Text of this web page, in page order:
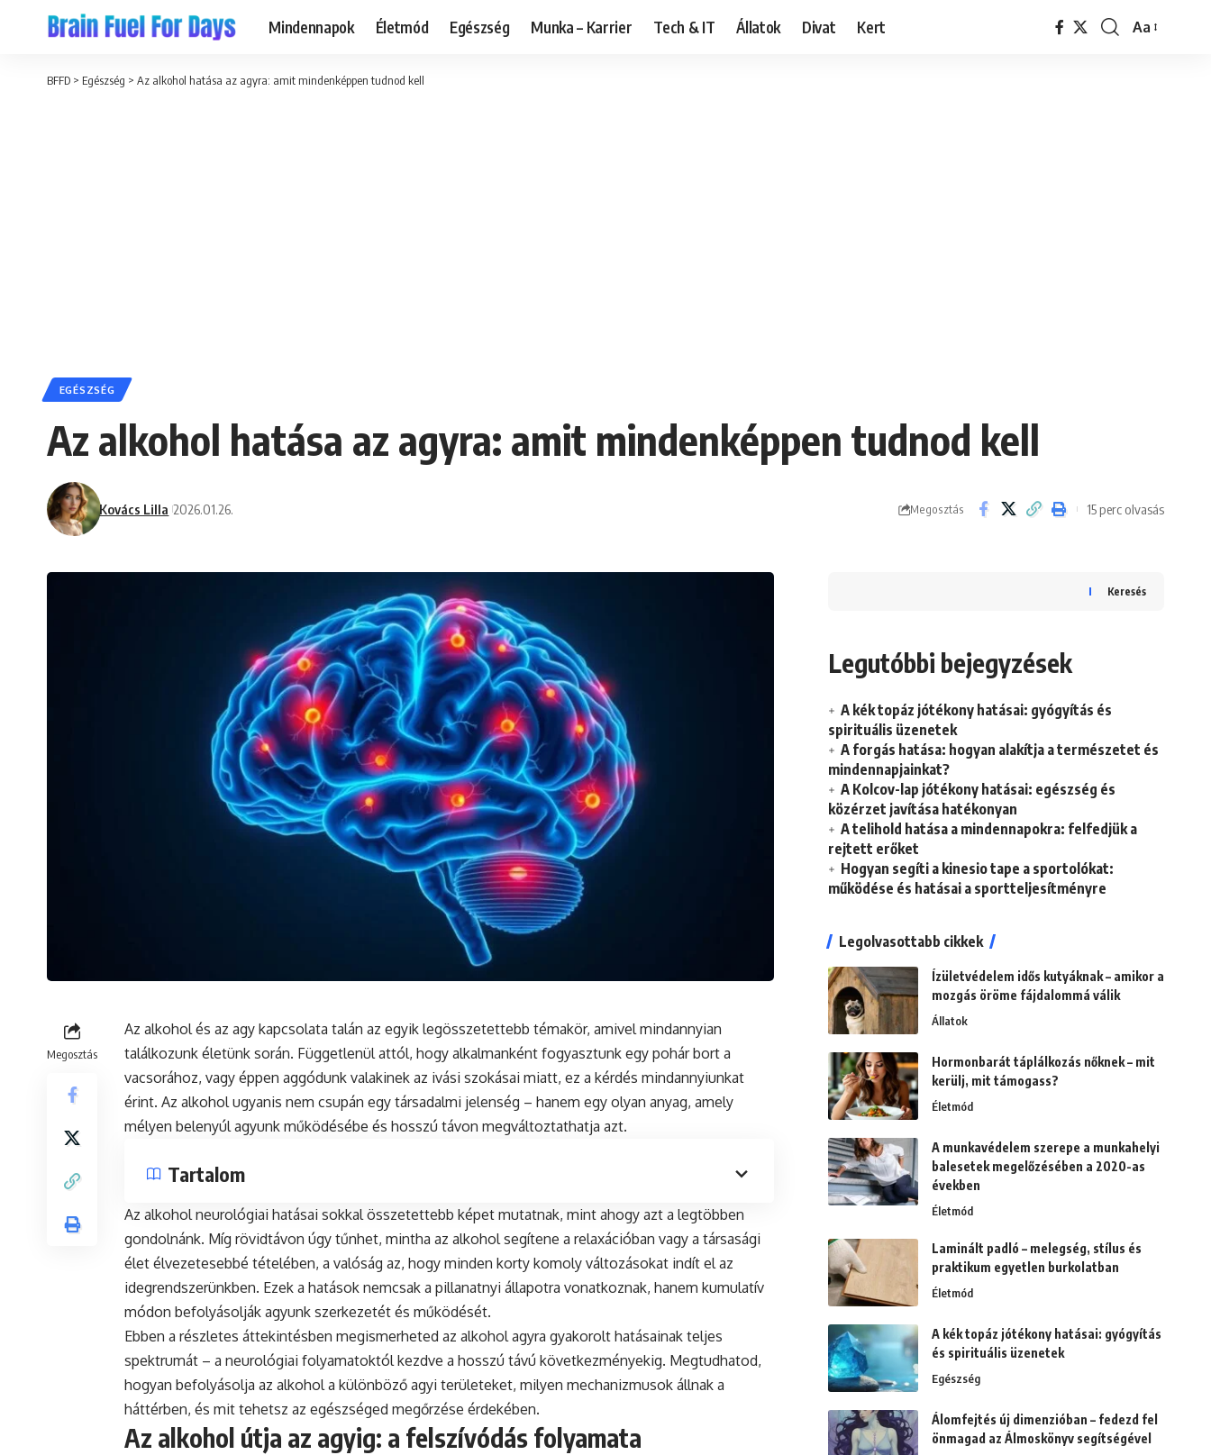
Mindennapok Életmód Egészség Munka – Karrier Tech & IT Állatok Divat Kert
Font
Aa
BFFD > Egészség > Az alkohol hatása az agyra: amit mindenképpen tudnod kell
EGÉSZSÉG
Az alkohol hatása az agyra: amit mindenképpen tudnod kell
Kovács Lilla 2026.01.26. Megosztás 15 perc olvasás
Megosztás
Az alkohol és az agy kapcsolata talán az egyik legösszetettebb témakör, amivel mindannyian
találkozunk életünk során. Függetlenül attól, hogy alkalmanként fogyasztunk egy pohár bort a
vacsorához, vagy éppen aggódunk valakinek az ivási szokásai miatt, ez a kérdés mindannyiunkat
érint. Az alkohol ugyanis nem csupán egy társadalmi jelenség – hanem egy olyan anyag, amely
mélyen belenyúl agyunk működésébe és hosszú távon megváltoztathatja azt.
Tartalom
Az alkohol neurológiai hatásai sokkal összetettebb képet mutatnak, mint ahogy azt a legtöbben
gondolnánk. Míg rövidtávon úgy tűnhet, mintha az alkohol segítene a relaxációban vagy a társasági
élet élvezetesebbé tételében, a valóság az, hogy minden korty komoly változásokat indít el az
idegrendszerünkben. Ezek a hatások nemcsak a pillanatnyi állapotra vonatkoznak, hanem kumulatív
módon befolyásolják agyunk szerkezetét és működését.
Ebben a részletes áttekintésben megismerheted az alkohol agyra gyakorolt hatásainak teljes
spektrumát – a neurológiai folyamatoktól kezdve a hosszú távú következményekig. Megtudhatod,
hogyan befolyásolja az alkohol a különböző agyi területeket, milyen mechanizmusok állnak a
háttérben, és mit tehetsz az egészséged megőrzése érdekében.
Az alkohol útja az agyig: a felszívódás folyamata
Keresés
Legutóbbi bejegyzések
A kék topáz jótékony hatásai: gyógyítás és
spirituális üzenetek
A forgás hatása: hogyan alakítja a természetet és
mindennapjainkat?
A Kolcov-lap jótékony hatásai: egészség és
közérzet javítása hatékonyan
A telihold hatása a mindennapokra: felfedjük a
rejtett erőket
Hogyan segíti a kinesio tape a sportolókat:
működése és hatásai a sportteljesítményre
Legolvasottabb cikkek
Ízületvédelem idős kutyáknak – amikor a
mozgás öröme fájdalommá válik
Állatok
Hormonbarát táplálkozás nőknek – mit
kerülj, mit támogass?
Életmód
A munkavédelem szerepe a munkahelyi
balesetek megelőzésében a 2020-as
években
Életmód
Laminált padló – melegség, stílus és
praktikum egyetlen burkolatban
Életmód
A kék topáz jótékony hatásai: gyógyítás
és spirituális üzenetek
Egészség
Álomfejtés új dimenzióban – fedezd fel
önmagad az Álmoskönyv segítségével